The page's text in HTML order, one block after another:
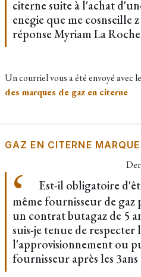
citerne suite à l'achat
enegie que me cosnseille
réponse Myriam La
Un courriel vous a été envoyé avec
des marques de gaz en citerne
GAZ EN CITERNE
Est-il obligatoire
même fournisseur de gaz
un contrat butagaz de 5
suis-je tenue de respecter
l'approvisionnement ou
fournisseur après les 3ans